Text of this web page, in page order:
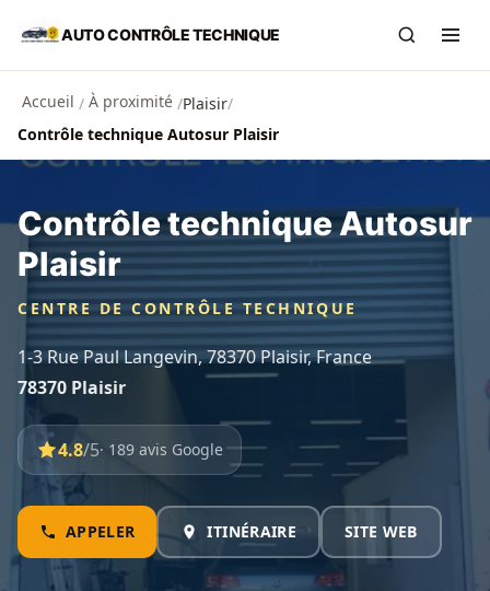
Aller au contenu principal
AUTO CONTRÔLE TECHNIQUE
Accueil / À proximité /Plaisir/
Contrôle technique Autosur Plaisir
Contrôle technique Autosur
Plaisir
CENTRE DE CONTRÔLE TECHNIQUE
1-3 Rue Paul Langevin, 78370 Plaisir, France
78370 Plaisir
4.8/5· 189 avis Google
APPELER ITINÉRAIRE SITE WEB